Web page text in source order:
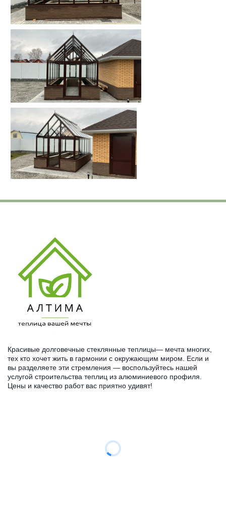
Красивые долговечные стеклянные теплицы— мечта многих,
тех кто хочет жить в гармонии с окружающим миром. Если и
вы разделяете эти стремления — воспользуйтесь нашей
услугой строительства теплиц из алюминиевого профиля.
Цены и качество работ вас приятно удивят!